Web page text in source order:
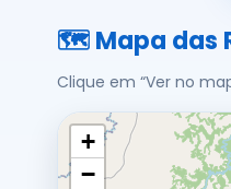
🗺️ Mapa das
Clique em “Ver no
+
−